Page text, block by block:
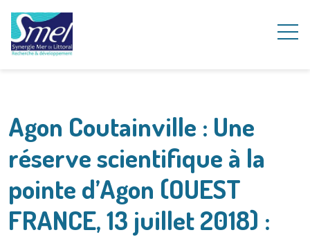
Agon Coutainville : Une
réserve scientifique à la
pointe d’Agon (OUEST
FRANCE, 13 juillet 2018) :